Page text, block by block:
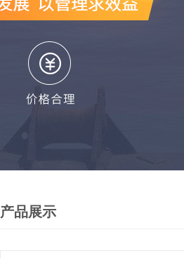
产品展示